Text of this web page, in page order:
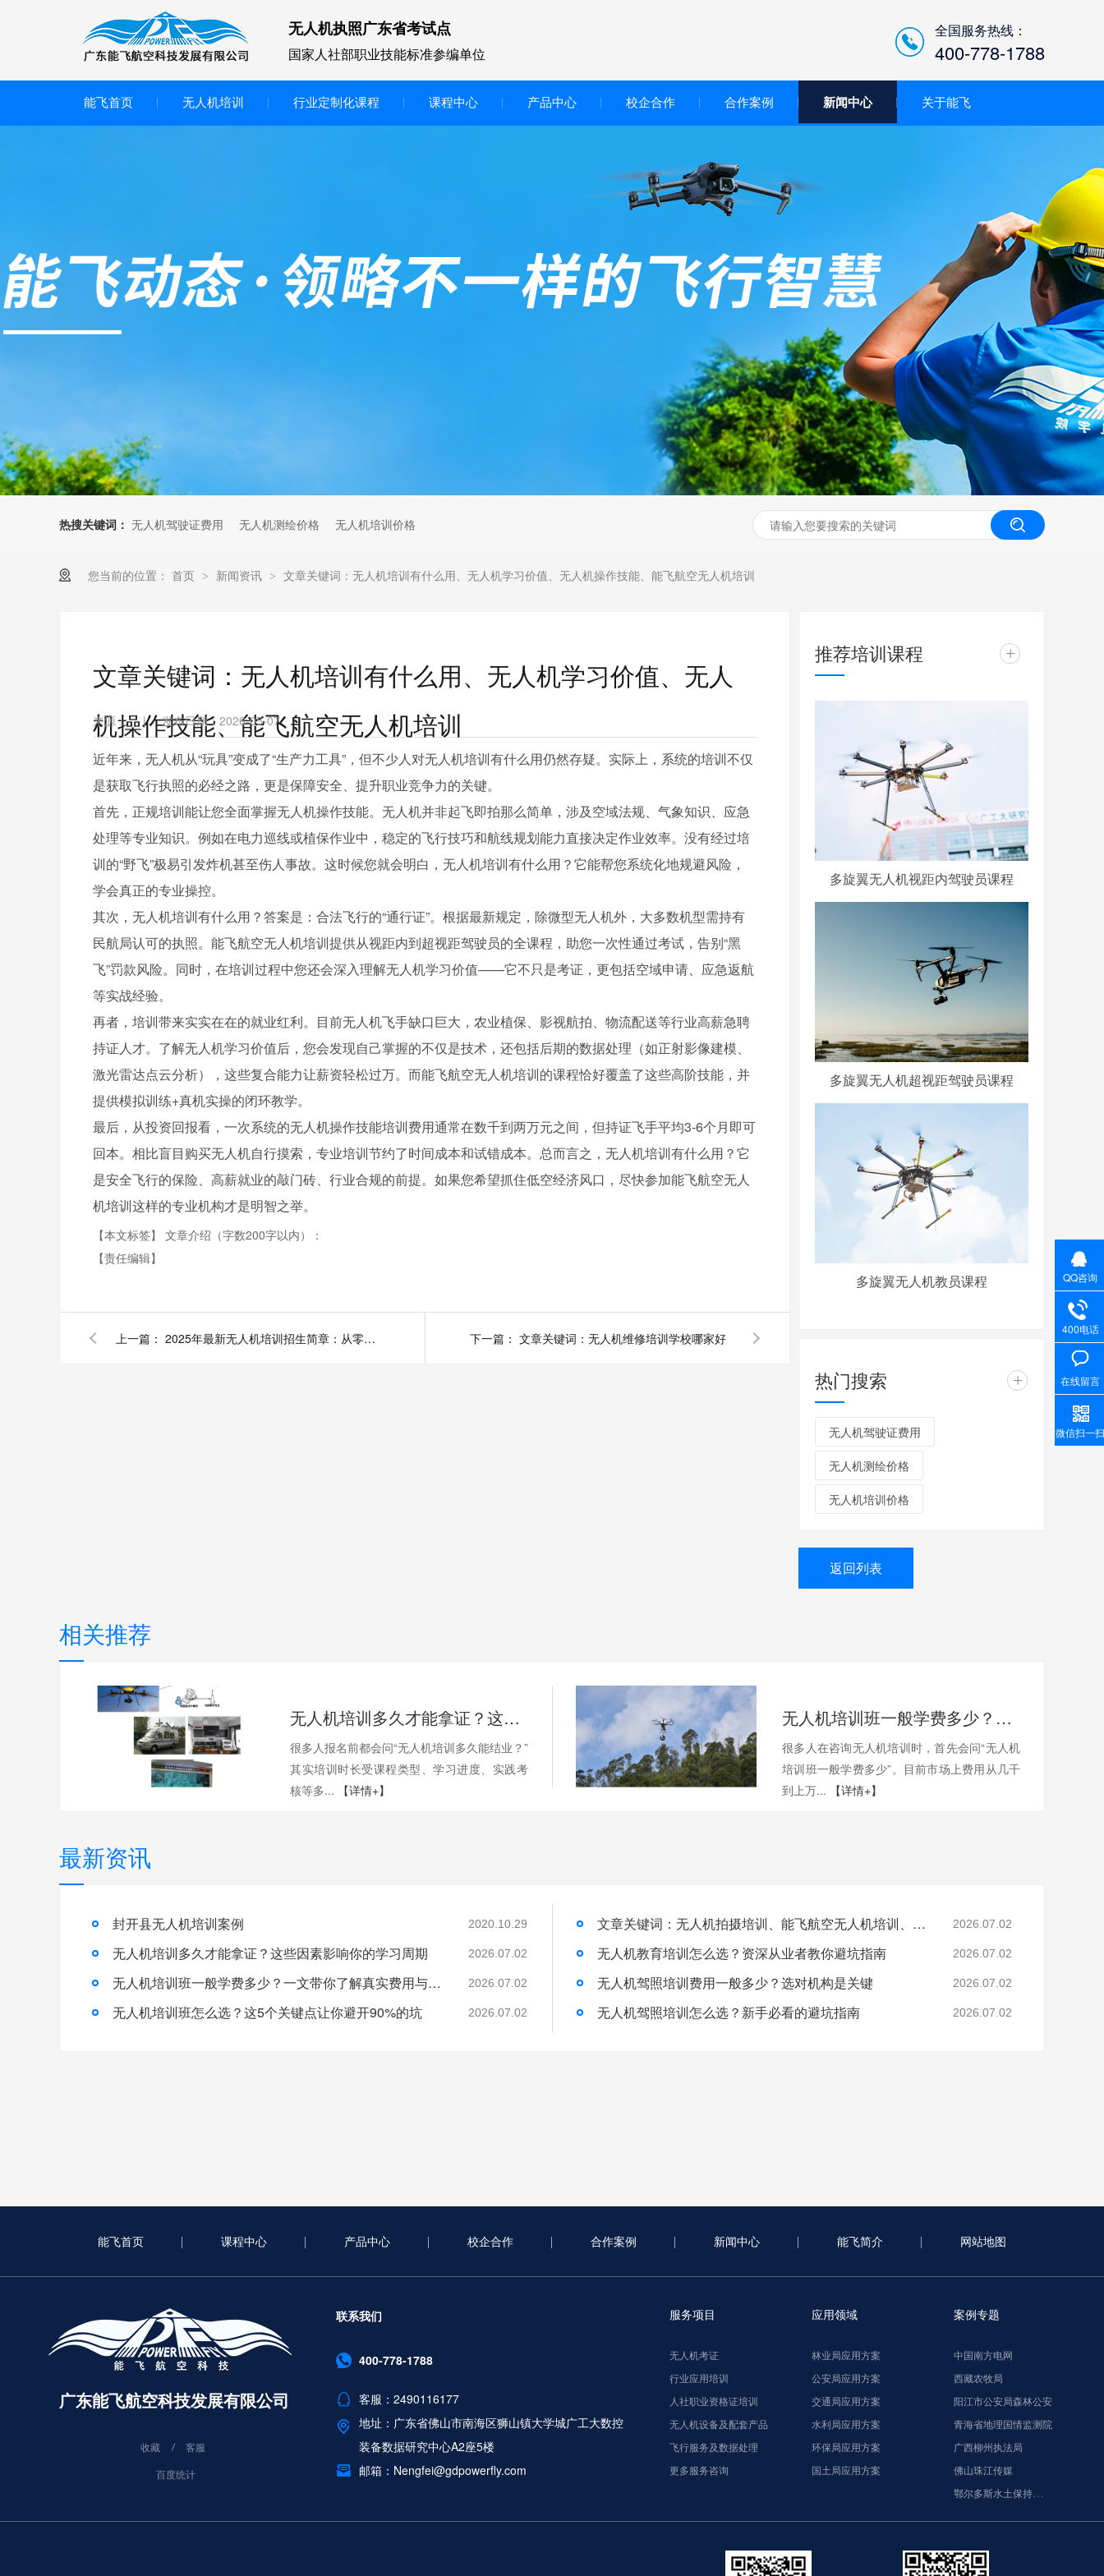
无人机执照广东省考试点
国家人社部职业技能标准参编单位
全国服务热线：
400-778-1788
能飞首页 无人机培训 行业定制化课程 课程中心 产品中心
智慧交互显示大屏
无人机基础飞行模拟仿真教学
装
无人机考培基地工具
无人机考试评测系统
多旋翼无人机组装专用配件套
垂直起降固定翼装调实训教学
无人机套装
无人机工程创新实训
校企合作 合作案例 新闻中心 关于能飞
热搜关键词： 无人机驾驶证费用 无人机测绘价格 无人机培训价格
您当前的位置： 首页 > 新闻资讯 > 文章关键词：无人机培训有什么用、无人机学习价值、无人机操作技能、能飞航空无人机培训
文章关键词：无人机培训有什么用、无人机学习价值、无人
机操作技能、能飞航空无人机培训
来源： | 发布日期：2026-05-07
近年来，无人机从“玩具”变成了“生产力工具”，但不少人对无人机培训有什么用仍然存疑。实际上，系统的培训不仅
是获取飞行执照的必经之路，更是保障安全、提升职业竞争力的关键。
首先，正规培训能让您全面掌握无人机操作技能。无人机并非起飞即拍那么简单，涉及空域法规、气象知识、应急
处理等专业知识。例如在电力巡线或植保作业中，稳定的飞行技巧和航线规划能力直接决定作业效率。没有经过培
训的“野飞”极易引发炸机甚至伤人事故。这时候您就会明白，无人机培训有什么用？它能帮您系统化地规避风险，
学会真正的专业操控。
其次，无人机培训有什么用？答案是：合法飞行的“通行证”。根据最新规定，除微型无人机外，大多数机型需持有
民航局认可的执照。能飞航空无人机培训提供从视距内到超视距驾驶员的全课程，助您一次性通过考试，告别“黑
飞”罚款风险。同时，在培训过程中您还会深入理解无人机学习价值——它不只是考证，更包括空域申请、应急返航
等实战经验。
再者，培训带来实实在在的就业红利。目前无人机飞手缺口巨大，农业植保、影视航拍、物流配送等行业高薪急聘
持证人才。了解无人机学习价值后，您会发现自己掌握的不仅是技术，还包括后期的数据处理（如正射影像建模、
激光雷达点云分析），这些复合能力让薪资轻松过万。而能飞航空无人机培训的课程恰好覆盖了这些高阶技能，并
提供模拟训练+真机实操的闭环教学。
最后，从投资回报看，一次系统的无人机操作技能培训费用通常在数千到两万元之间，但持证飞手平均3-6个月即可
回本。相比盲目购买无人机自行摸索，专业培训节约了时间成本和试错成本。总而言之，无人机培训有什么用？它
是安全飞行的保险、高薪就业的敲门砖、行业合规的前提。如果您希望抓住低空经济风口，尽快参加能飞航空无人
机培训这样的专业机构才是明智之举。
【本文标签】 文章介绍（字数200字以内）：
【责任编辑】
上一篇： 2025年最新无人机培训招生简章：从零到持证飞手全攻略 下一篇： 文章关键词：无人机维修培训学校哪家好
推荐培训课程 +
多旋翼无人机视距内驾驶员课程
多旋翼无人机超视距驾驶员课程
多旋翼无人机教员课程
热门搜索 +
无人机驾驶证费用
无人机测绘价格
无人机培训价格
返回列表
相关推荐
无人机培训多久才能拿证？这些因素影响你的学习周期
很多人报名前都会问“无人机培训多久能结业？”
其实培训时长受课程类型、学习进度、实践考
核等多...
【详情+】
无人机培训班一般学费多少？一文带你了解真实费用与选择技巧
很多人在咨询无人机培训时，首先会问“无人机
培训班一般学费多少”。目前市场上费用从几千
到上万...
【详情+】
最新资讯
封开县无人机培训案例 2020.10.29
无人机培训多久才能拿证？这些因素影响你的学习周期 2026.07.02
无人机培训班一般学费多少？一文带你了解真实费用与选择技巧 2026.07.02
无人机培训班怎么选？这5个关键点让你避开90%的坑 2026.07.02
文章关键词：无人机拍摄培训、能飞航空无人机培训、无人机航拍技巧、无人机培训机构选择 2026.07.02
无人机教育培训怎么选？资深从业者教你避坑指南 2026.07.02
无人机驾照培训费用一般多少？选对机构是关键 2026.07.02
无人机驾照培训怎么选？新手必看的避坑指南 2026.07.02
能飞首页 课程中心 产品中心 校企合作 合作案例 新闻中心 能飞简介 网站地图
广东能飞航空科技发展有限公司
收藏
客服
百度统计
联系我们
400-778-1788
客服：2490116177
地址：广东省佛山市南海区狮山镇大学城广工大数控
装备数据研究中心A2座5楼
邮箱：Nengfei@gdpowerfly.com
服务项目
无人机考证
行业应用培训
人社职业资格证培训
无人机设备及配套产品
飞行服务及数据处理
更多服务咨询
应用领域
林业局应用方案
公安局应用方案
交通局应用方案
水利局应用方案
环保局应用方案
国土局应用方案
案例专题
中国南方电网
西藏农牧局
阳江市公安局森林公安
青海省地理国情监测院
广西柳州执法局
佛山珠江传媒
鄂尔多斯水土保持监督执法局
QQ咨询
400电话
在线留言
微信扫一扫